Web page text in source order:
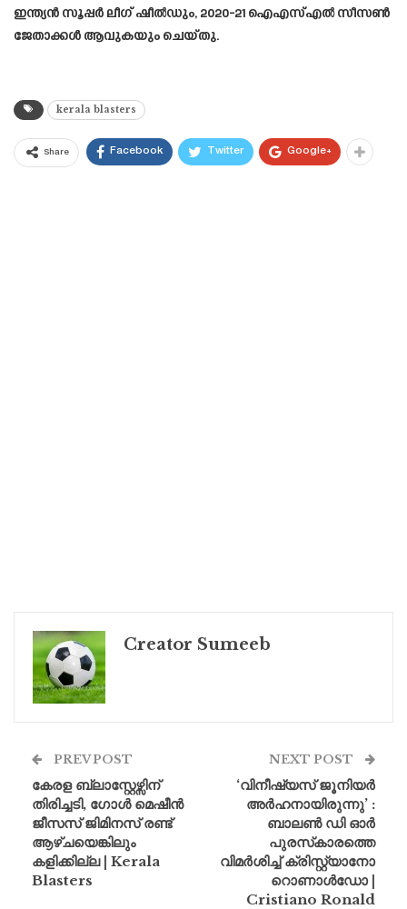
ഇന്ത്യൻ സൂപ്പർ ലീഗ് ഷീൽഡും, 2020-21 ഐഎസ്എൽ സീസൺ
ജേതാക്കൾ ആവുകയും ചെയ്തു.
kerala blasters
Share Facebook Twitter Google+
Creator Sumeeb
PREV POST
കേരള ബ്ലാസ്റ്റേഴ്സിന്
തിരിച്ചടി, ഗോൾ മെഷീൻ
ജീസസ് ജിമിനസ് രണ്ട്
ആഴ്ചയെങ്കിലും
കളിക്കില്ല | Kerala
Blasters
NEXT POST
‘വിനീഷ്യസ് ജൂനിയർ
അർഹനായിരുന്നു’ :
ബാലൺ ഡി ഓർ
പുരസ്‌കാരത്തെ
വിമർശിച്ച് ക്രിസ്റ്റ്യാനോ
റൊണാൾഡോ |
Cristiano Ronald